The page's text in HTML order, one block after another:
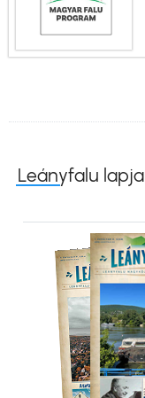
Leányfalu lapja